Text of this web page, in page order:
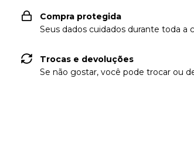
Compra protegida
Seus dados cuidados durante toda a
Trocas e devoluções
Se não gostar, você pode trocar ou